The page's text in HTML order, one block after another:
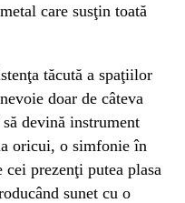
care susţin toată
tăcută a spaţiilor
doar de câteva
devină instrument
oricui, o simfonie în
prezenţi putea plasa
sunet cu o